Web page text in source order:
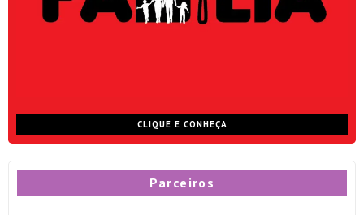
CLIQUE E CONHEÇA
Parceiros